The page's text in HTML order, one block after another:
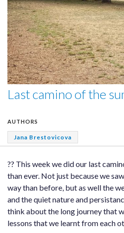
Last camino of the
AUTHORS
Jana Brestovicova
?? This week we did our last
than ever. Not just because we
way than before, but as well the
and the quiet nature and
think about the long journey that
lessons that we learnt from each